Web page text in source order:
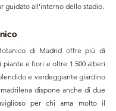
guidato all'interno dello stadio.
di Madrid offre più di
piante e fiori e oltre 1.500 alberi
e verdeggiante giardino
dispone anche di due
per chi ama molto il